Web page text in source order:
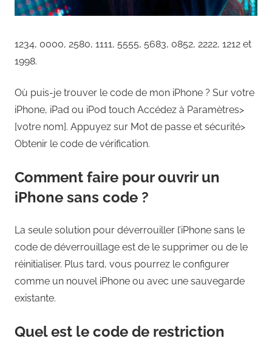
1234, 0000, 2580, 1111, 5555, 5683, 0852, 2222, 1212 et
1998.
Où puis-je trouver le code de mon iPhone ? Sur votre
iPhone, iPad ou iPod touch Accédez à Paramètres>
[votre nom]. Appuyez sur Mot de passe et sécurité>
Obtenir le code de vérification.
Comment faire pour ouvrir un
iPhone sans code ?
La seule solution pour déverrouiller l’iPhone sans le
code de déverrouillage est de le supprimer ou de le
réinitialiser. Plus tard, vous pourrez le configurer
comme un nouvel iPhone ou avec une sauvegarde
existante.
Quel est le code de restriction